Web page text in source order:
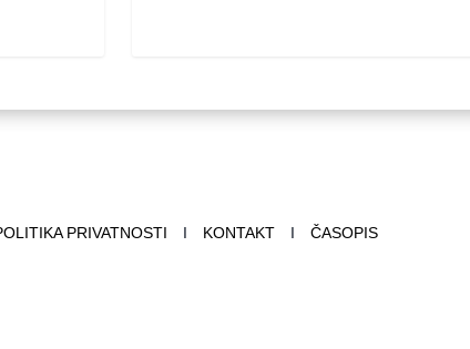
PRIVATNOSTI I KONTAKT I ČASOPIS